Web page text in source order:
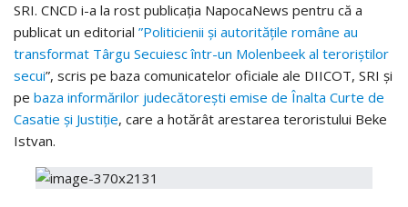
SRI. CNCD i-a la rost publicația NapocaNews pentru că a
publicat un editorial ”Politicienii și autoritățile române au
transformat Târgu Secuiesc într-un Molenbeek al teroriștilor
secui”, scris pe baza comunicatelor oficiale ale DIICOT, SRI și
pe baza informărilor judecătorești emise de Înalta Curte de
Casatie și Justiție, care a hotărât arestarea teroristului Beke
Istvan.